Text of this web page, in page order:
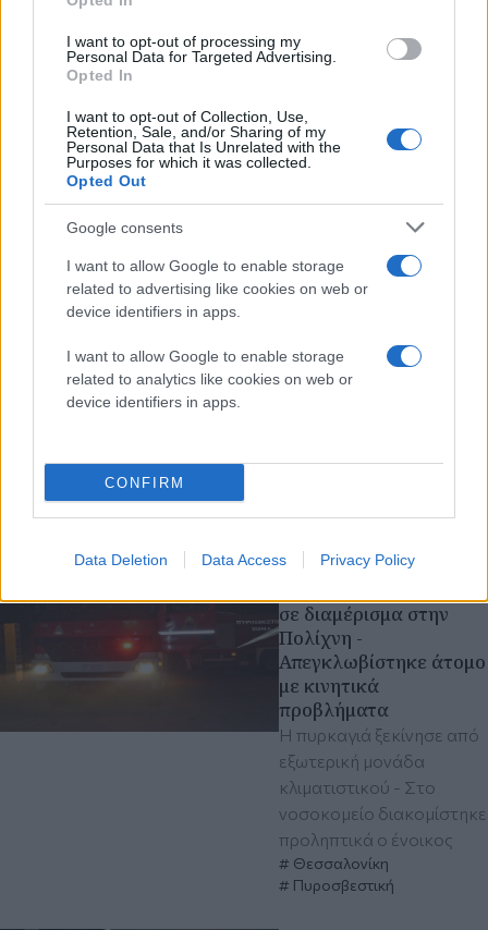
I want to opt-out of processing my
Personal Data for Targeted Advertising.
Opted In
I want to opt-out of Collection, Use,
Retention, Sale, and/or Sharing of my
Personal Data that Is Unrelated with the
Purposes for which it was collected.
Opted Out
Google consents
I want to allow Google to enable storage
related to advertising like cookies on web or
device identifiers in apps.
I want to allow Google to enable storage
related to analytics like cookies on web or
device identifiers in apps.
CONFIRM
Data Deletion Data Access Privacy Policy
Διαβάστε περισσότερα
Τετάρτη 05 Αυγ 2026, 23:27
σε διαμέρισμα στην
Πολίχνη -
Απεγκλωβίστηκε άτομο
με κινητικά
προβλήματα
Η πυρκαγιά ξεκίνησε από
εξωτερική μονάδα
κλιματιστικού - Στο
νοσοκομείο διακομίστηκε
προληπτικά ο ένοικος
Θεσσαλονίκη
Πυροσβεστική